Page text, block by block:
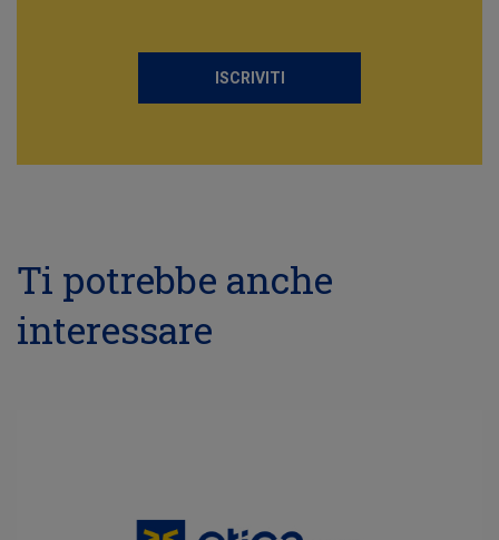
ISCRIVITI
Ti potrebbe anche
interessare